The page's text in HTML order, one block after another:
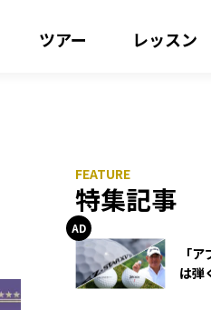
ツアー レッスン
特集記事
「
は弾